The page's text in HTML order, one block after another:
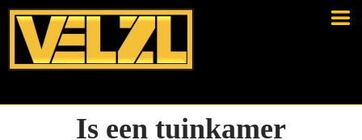
Is een tuinkamer